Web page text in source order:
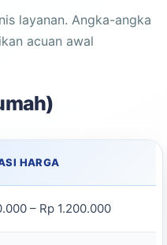
layanan. Angka-angka
acuan awal
HARGA
– Rp 1.200.000